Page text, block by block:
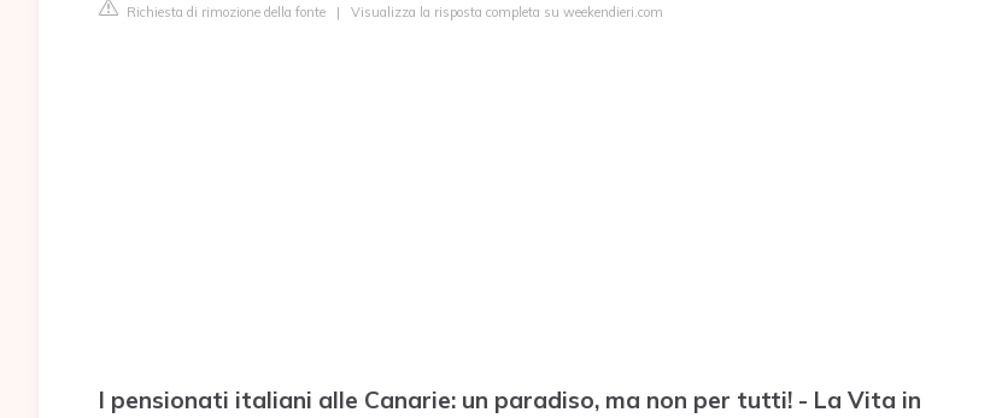
Richiesta di rimozione della fonte | Visualizza la risposta completa su weekendieri.com
I pensionati italiani alle Canarie: un paradiso, ma non per tutti! - La Vita in